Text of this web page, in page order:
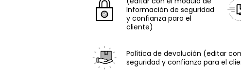
Información de seguridad
y confianza para el
cliente)
Política de devolución (editar
seguridad y confianza para el